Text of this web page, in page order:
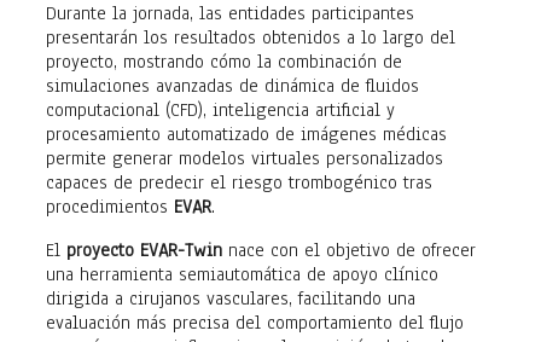
Durante la jornada, las entidades participantes
presentarán los resultados obtenidos a lo largo del
proyecto, mostrando cómo la combinación de
simulaciones avanzadas de dinámica de fluidos
computacional (CFD), inteligencia artificial y
procesamiento automatizado de imágenes médicas
permite generar modelos virtuales personalizados
capaces de predecir el riesgo trombogénico tras
procedimientos EVAR.
El proyecto EVAR-Twin nace con el objetivo de ofrecer
una herramienta semiautomática de apoyo clínico
dirigida a cirujanos vasculares, facilitando una
evaluación más precisa del comportamiento del flujo